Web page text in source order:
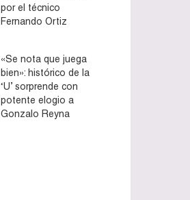
por el técnico
Fernando Ortiz
«Se nota que juega
bien»: histórico de la
‘U’ sorprende con
potente elogio a
Gonzalo Reyna